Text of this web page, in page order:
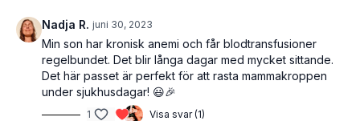
Nadja R. juni 30, 2023
Min son har kronisk anemi och får blodtransfusioner
regelbundet. Det blir långa dagar med mycket sittande.
Det här passet är perfekt för att rasta mammakroppen
under sjukhusdagar! 😃🎉
1 Visa svar (1)